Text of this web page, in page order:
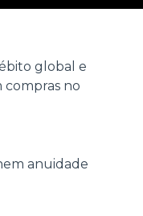
global e
compras no
anuidade